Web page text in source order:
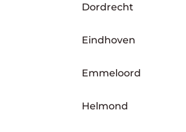
Dordrecht
Eindhoven
Emmeloord
Helmond